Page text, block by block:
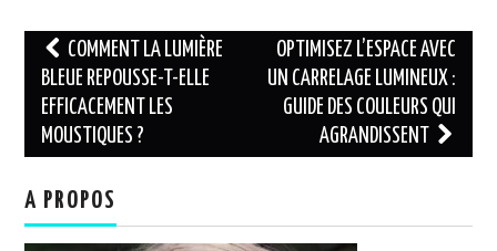
Navigation
des
articles
COMMENT LA LUMIÈRE
BLEUE REPOUSSE-T-ELLE
EFFICACEMENT LES
MOUSTIQUES ?
OPTIMISEZ L’ESPACE AVEC
UN CARRELAGE LUMINEUX :
GUIDE DES COULEURS QUI
AGRANDISSENT
A PROPOS